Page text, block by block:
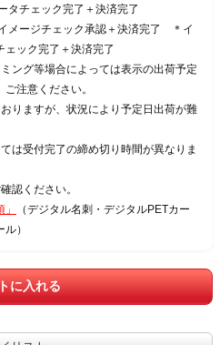
タチェック完了＋決済完了
メージチェック承認＋決済完了 ＊イ
ェック完了＋決済完了
ング等場合によっては表示の出荷予定
注意ください。
りますが、状況により予定日出荷が難
は受付完了の締め切り時間が異なりま
認ください。
（デジタル名刺・デジタルPETカー
）